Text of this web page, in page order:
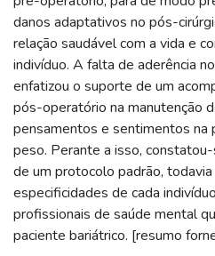
danos adaptativos no pós-
relação saudável com a vida e
indivíduo. A falta de aderência
enfatizou o suporte de um
pós-operatório na manutenção
pensamentos e sentimentos na
peso. Perante a isso,
de um protocolo padrão,
especificidades de cada
profissionais de saúde mental
paciente bariátrico. [resumo